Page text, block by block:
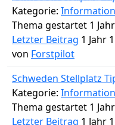
Kategorie:
Thema gestartet 1
Letzter Beitrag 1 Jahr
von Forstpilot
Schweden Stellplatz
Kategorie:
Thema gestartet 1
Letzter Beitrag 1 Jahr